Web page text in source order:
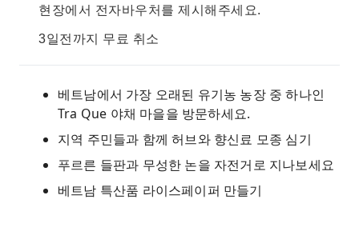
현장에서 전자바우처를 제시해주세요.
3일전까지 무료 취소
베트남에서 가장 오래된 유기농 농장 중 하나인
Tra Que 야채 마을을 방문하세요.
지역 주민들과 함께 허브와 향신료 모종 심기
푸르른 들판과 무성한 논을 자전거로 지나보세요
베트남 특산품 라이스페이퍼 만들기